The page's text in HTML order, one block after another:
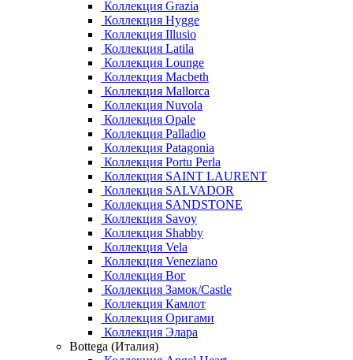
Коллекция Grazia
Коллекция Hygge
Коллекция Illusio
Коллекция Latila
Коллекция Lounge
Коллекция Macbeth
Коллекция Mallorca
Коллекция Nuvola
Коллекция Opale
Коллекция Palladio
Коллекция Patagonia
Коллекция Portu Perla
Коллекция SAINT LAURENT
Коллекция SALVADOR
Коллекция SANDSTONE
Коллекция Savoy
Коллекция Shabby
Коллекция Vela
Коллекция Veneziano
Коллекция Вог
Коллекция Замок/Castle
Коллекция Камлот
Коллекция Оригами
Коллекция Элара
Bottega (Италия)